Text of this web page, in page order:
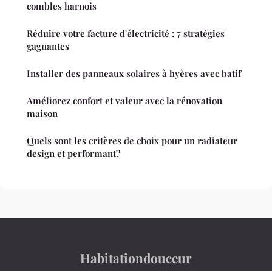
combles harnois
Réduire votre facture d'électricité : 7 stratégies
gagnantes
Installer des panneaux solaires à hyères avec batif
Améliorez confort et valeur avec la rénovation
maison
Quels sont les critères de choix pour un radiateur
design et performant?
Habitationdouceur